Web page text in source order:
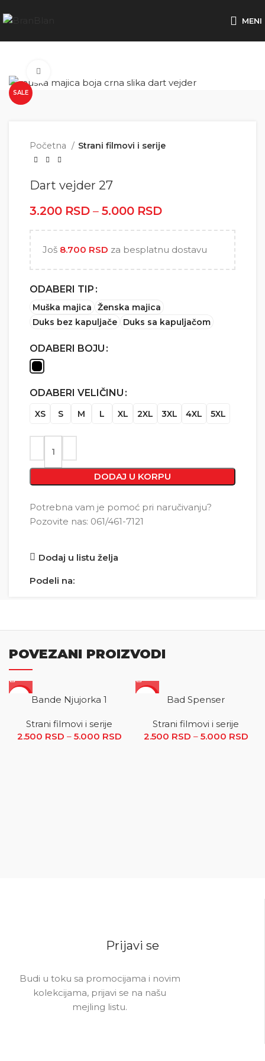
MENI
SALE
Početna Strani filmovi i serije
Dart vejder 27
3.200 RSD – 5.000 RSD
Još 8.700 RSD za besplatnu dostavu
ODABERI TIP
Muška majica
Ženska majica
Duks bez kapuljače
Duks sa kapuljačom
ODABERI BOJU
ODABERI VELIČINU
XS S M L XL 2XL 3XL 4XL 5XL
DODAJ U KORPU
Potrebna vam je pomoć pri naručivanju?
Pozovite nas: 061/461-7121
Dodaj u listu želja
Podeli na:
POVEZANI PROIZVODI
Bande Njujorka 1
Strani filmovi i serije
2.500 RSD – 5.000 RSD
Raspon cena: od 2.500 RSD
Bad Spenser
Strani filmovi i serije
2.500 RSD – 5.000 RSD
Prijavi se
Budi u toku sa promocijama i novim
kolekcijama, prijavi se na našu
mejling listu.